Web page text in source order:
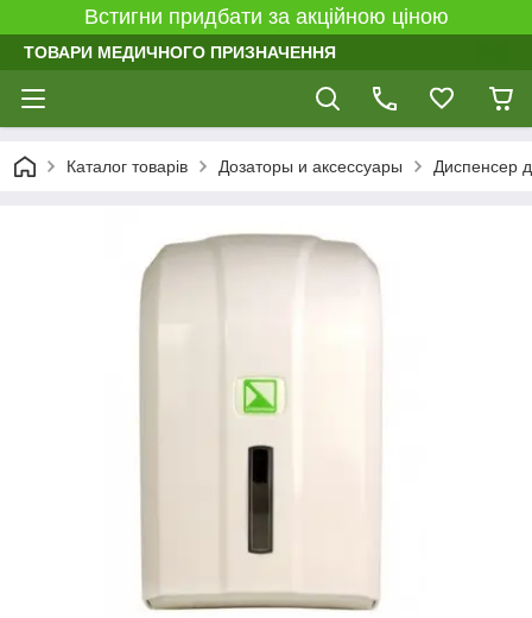
Встигни придбати за акційною ціною
ТОВАРИ МЕДИЧНОГО ПРИЗНАЧЕННЯ
Каталог товарів Дозаторы и аксессуары Диспенсер